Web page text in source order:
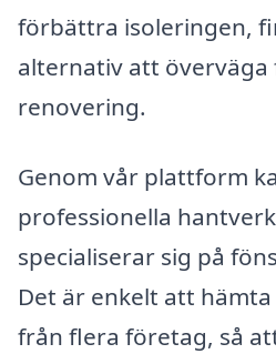
förbättra isoleringen,
alternativ att överväga
renovering.
Genom vår plattform
professionella
specialiserar sig på
Det är enkelt att
från flera företag, så